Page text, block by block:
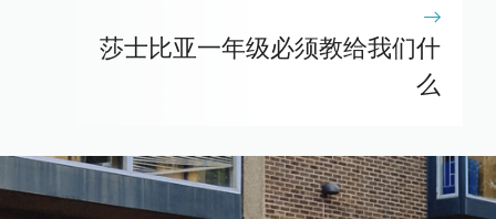
莎士比亚一年级必须教给我们什
么